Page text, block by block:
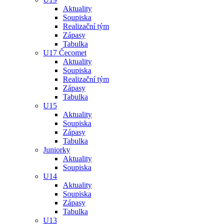
Aktuality
Soupiska
Realizační tým
Zápasy
Tabulka
U17 Čecomet
Aktuality
Soupiska
Realizační tým
Zápasy
Tabulka
U15
Aktuality
Soupiska
Zápasy
Tabulka
Juniorky
Aktuality
Soupiska
U14
Aktuality
Soupiska
Zápasy
Tabulka
U13